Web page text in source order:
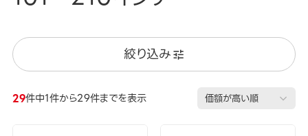
絞り込み
29件中1件から29件までを表示